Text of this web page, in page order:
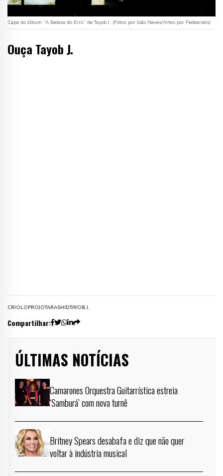
Capa do álbum “A Beleza do Erro” de Tayob J. (Fotos por João Neves/Artes por Fedeariels)
Ouça Tayob J.
CRIOLOPROJOTARASHIDTAYOB J.
Compartilhar:
ÚLTIMAS NOTÍCIAS
Camarones Orquestra Guitarrística estreia
‘Samburá’ com nova turnê
Britney Spears desabafa e diz que não quer
voltar à indústria musical